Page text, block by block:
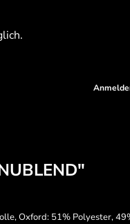
Oxford: 51% Polyester,